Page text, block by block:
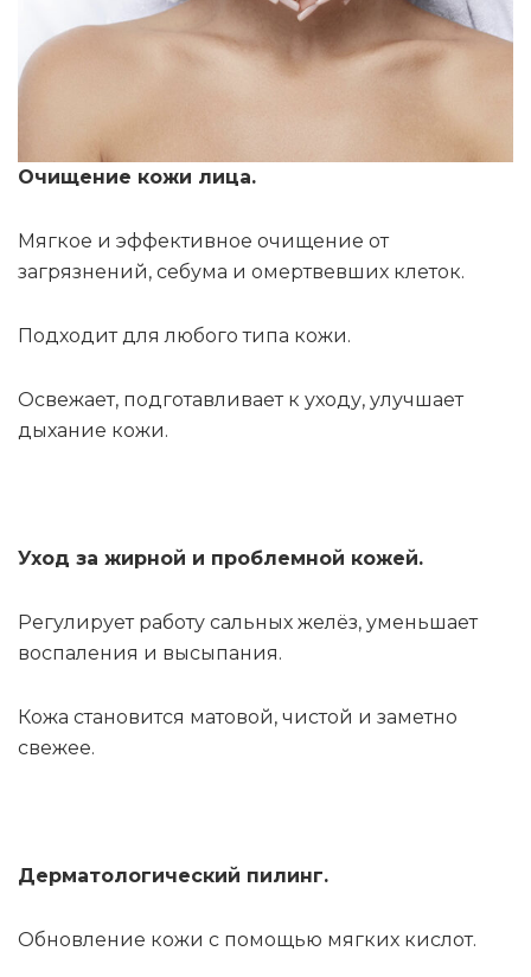
Очищение кожи лица.
Мягкое и эффективное очищение от
загрязнений, себума и омертвевших клеток.
Подходит для любого типа кожи.
Освежает, подготавливает к уходу, улучшает
дыхание кожи.
Уход за жирной и проблемной кожей.
Регулирует работу сальных желёз, уменьшает
воспаления и высыпания.
Кожа становится матовой, чистой и заметно
свежее.
Дерматологический пилинг.
Обновление кожи с помощью мягких кислот.